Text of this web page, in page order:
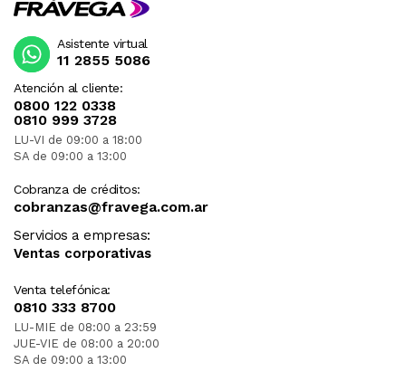
Atención al cliente:
0800 122 0338
0810 999 3728
LU-VI de 09:00 a 18:00
SA de 09:00 a 13:00
Cobranza de créditos:
cobranzas@fravega.com.ar
Servicios a empresas:
Ventas corporativas
Venta telefónica:
0810 333 8700
LU-MIE de 08:00 a 23:59
JUE-VIE de 08:00 a 20:00
SA de 09:00 a 13:00
Asistente virtual
11 2855 5086